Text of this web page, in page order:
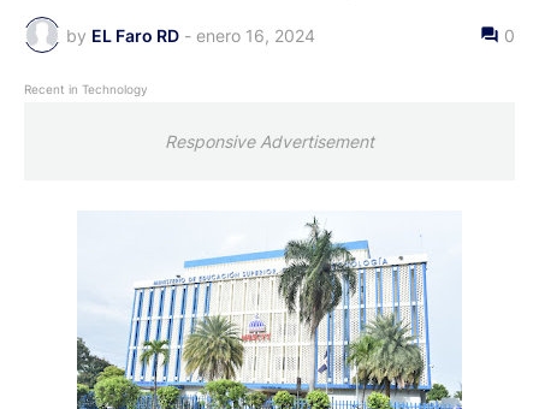
by EL Faro RD - enero 16, 2024 0
Recent in Technology
Responsive Advertisement